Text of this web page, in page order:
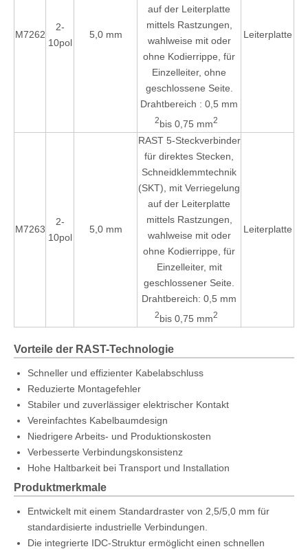
M7262
2-
10pol
5,0 mm
auf der Leiterplatte
mittels Rastzungen,
wahlweise mit oder
ohne Kodierrippe, für
Einzelleiter, ohne
geschlossene Seite.
Drahtbereich : 0,5 mm
2bis 0,75 mm2
Leiterplatte
M7263
2-
10pol
5,0 mm
RAST 5-Steckverbinder
für direktes Stecken,
Schneidklemmtechnik
(SKT), mit Verriegelung
auf der Leiterplatte
mittels Rastzungen,
wahlweise mit oder
ohne Kodierrippe, für
Einzelleiter, mit
geschlossener Seite.
Drahtbereich: 0,5 mm
2bis 0,75 mm2
Leiterplatte
Vorteile der RAST-Technologie
Schneller und effizienter Kabelabschluss
Reduzierte Montagefehler
Stabiler und zuverlässiger elektrischer Kontakt
Vereinfachtes Kabelbaumdesign
Niedrigere Arbeits- und Produktionskosten
Verbesserte Verbindungskonsistenz
Hohe Haltbarkeit bei Transport und Installation
Produktmerkmale
Entwickelt mit einem Standardraster von 2,5/5,0 mm für
standardisierte industrielle Verbindungen.
Die integrierte IDC-Struktur ermöglicht einen schnellen